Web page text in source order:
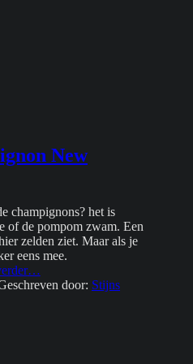
New
champignons? het is
of de pompom zwam. Een
zelden ziet. Maar als je
eens mee.
“lionmane
champignon
…
door: Stijns